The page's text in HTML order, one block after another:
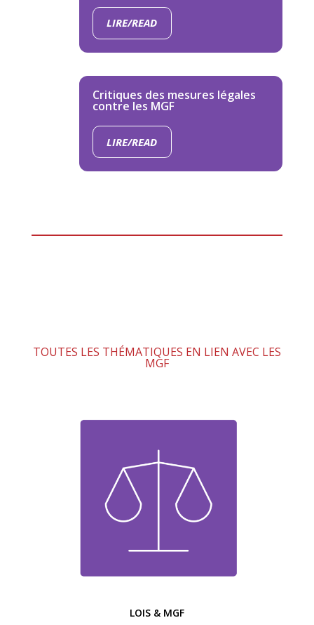
LIRE/READ
Critiques des mesures légales
contre les MGF
LIRE/READ
TOUTES LES THÉMATIQUES EN LIEN AVEC LES
MGF
LOIS & MGF